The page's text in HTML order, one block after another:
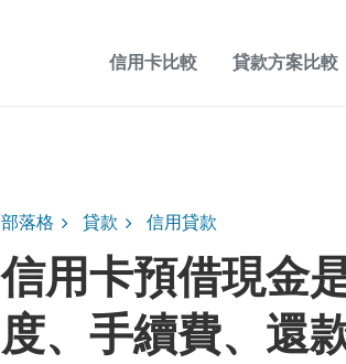
信用卡比較 貸款方案比較
部落格 貸款 信用貸款
信用卡預借現金
度、手續費、還